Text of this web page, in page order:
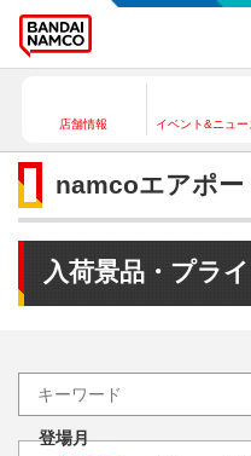
店舗情報 イベント&ニュー
namcoエアポー
入荷景品・プラ
登場月